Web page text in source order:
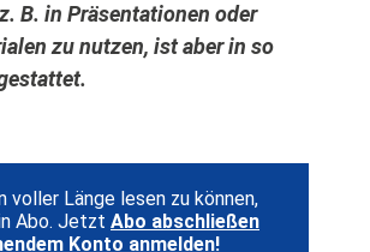
B. in Präsentationen oder
zu nutzen, ist aber in so
voller Länge lesen zu können,
Abo. Jetzt Abo abschließen
Konto anmelden!